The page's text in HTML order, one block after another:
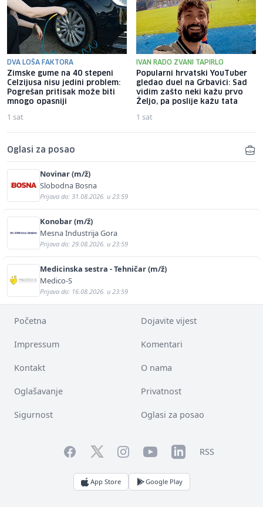
DVA LOŠA FAKTORA
Zimske gume na 40 stepeni
Celzijusa nisu jedini problem:
Pogrešan pritisak može biti
mnogo opasniji
1 sat
IVAN RADO ZVANI TAPIRLO
Popularni hrvatski YouTuber
gledao duel na Grbavici: Sad
vidim zašto neki kažu prvo
Željo, pa poslije kažu tata
1 sat
Oglasi za posao
Novinar (m/ž)
Slobodna Bosna
Prijava do: 31.08.2026. u 23:59
Konobar (m/ž)
Mesna Industrija Gora
Prijava do: 29.08.2026. u 23:59
Medicinska sestra - Tehničar (m/ž)
Medico-S
Prijava do: 16.08.2026. u 23:59
Početna Dojavite vijest
Impressum Komentari
Kontakt O nama
Oglašavanje Privatnost
Sigurnost Oglasi za posao
FacebookTwitterInstagramYouTubeLinkedInRSS
App Store Google Play